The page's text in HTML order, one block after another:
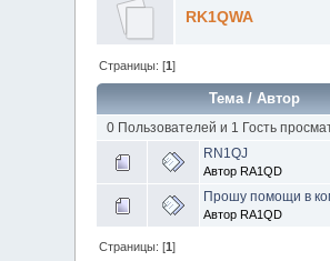
RK1QWA
Страницы: [1]
Тема/Автор
0 Пользователей и 1 Гость
RN1QJ
Автор RA1QD
Прошу помощи в
Автор RA1QD
Страницы: [1]